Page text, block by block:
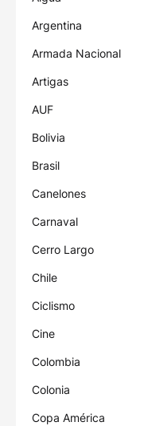
Argentina
Armada Nacional
Artigas
AUF
Bolivia
Brasil
Canelones
Carnaval
Cerro Largo
Chile
Ciclismo
Cine
Colombia
Colonia
Copa América